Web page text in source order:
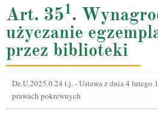
Art. 351.
użyczanie
przez biblioteki
Dz.U.2025.0.24 t.j.-Ustawa z dnia 4 lutego
prawach pokrewnych